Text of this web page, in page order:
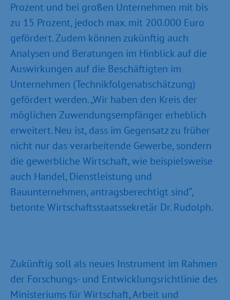
Prozent und bei großen Unternehmen mit bis
zu 15 Prozent, jedoch max. mit 200.000 Euro
gefördert. Zudem können zukünftig auch
Analysen und Beratungen im Hinblick auf die
Auswirkungen auf die Beschäftigten im
Unternehmen (Technikfolgenabschätzung)
gefördert werden. „Wir haben den Kreis der
möglichen Zuwendungsempfänger erheblich
erweitert. Neu ist, dass im Gegensatz zu früher
nicht nur das verarbeitende Gewerbe, sondern
die gewerbliche Wirtschaft, wie beispielsweise
auch Handel, Dienstleistung und
Bauunternehmen, antragsberechtigt sind“,
betonte Wirtschaftsstaatssekretär Dr. Rudolph.
Zukünftig soll als neues Instrument im Rahmen
der Forschungs- und Entwicklungsrichtlinie des
Ministeriums für Wirtschaft, Arbeit und